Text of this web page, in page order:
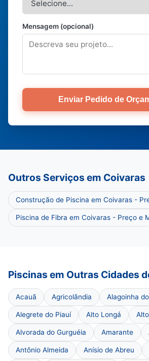
Mensagem (opcional)
Enviar Pedido de
Outros Serviços em Coivaras
Construção de Piscina em Coivaras -
Piscina de Fibra em Coivaras - Preço e
Piscinas em Outras Cidades
Acauã Agricolândia Alagoinha
Alegrete do Piauí Alto Longá
Alvorada do Gurguéia Amarante
Antônio Almeida Anísio de Abreu